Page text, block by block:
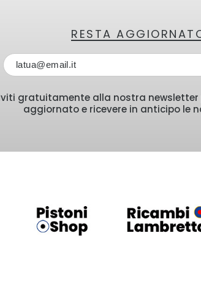
RESTA
gratuitamente alla nostra newsletter
aggiornato e ricevere in anticipo le